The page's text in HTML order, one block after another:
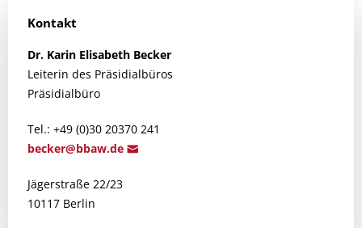
Kontakt
Dr. Karin Elisabeth Becker
Leiterin des Präsidialbüros
Präsidialbüro
Tel.: +49 (0)30 20370 241
becker@bbaw.de
Jägerstraße 22/23
10117 Berlin